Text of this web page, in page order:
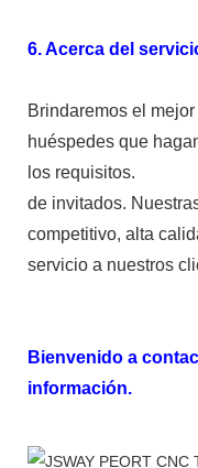
6. Acerca del
Brindaremos el
huéspedes que
los requisitos.
de invitados.
competitivo, alta
servicio a nuestros
Bienvenido a
información.